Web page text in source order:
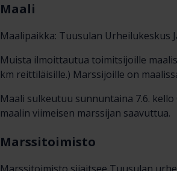
Maali
Maalipaikka: Tuusulan Urheilukeskus
Muista ilmoittautua toimitsijoille
km reittiläisille.) Marssijoille on
Maali sulkeutuu sunnuntaina 7.6.
maalin viimeisen marssijan saavuttua.
Marssitoimisto